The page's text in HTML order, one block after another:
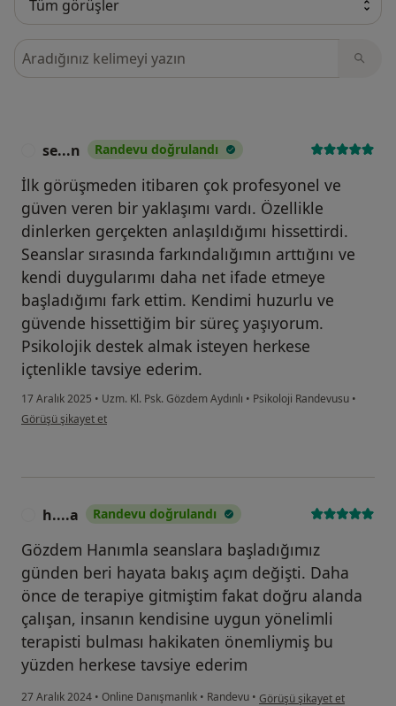
Görüşler içerisinde ara
se...n Randevu doğrulandı
İlk görüşmeden itibaren çok profesyonel ve
güven veren bir yaklaşımı vardı. Özellikle
dinlerken gerçekten anlaşıldığımı hissettirdi.
Seanslar sırasında farkındalığımın arttığını ve
kendi duygularımı daha net ifade etmeye
başladığımı fark ettim. Kendimi huzurlu ve
güvende hissettiğim bir süreç yaşıyorum.
Psikolojik destek almak isteyen herkese
içtenlikle tavsiye ederim.
17 Aralık 2025 • Uzm. Kl. Psk. Gözdem Aydınlı • Psikoloji Randevusu •
kullanıcının görüşüne göre se...n
Görüşü şikayet et
h....a Randevu doğrulandı
Gözdem Hanımla seanslara başladığımız
günden beri hayata bakış açım değişti. Daha
önce de terapiye gitmiştim fakat doğru alanda
çalışan, insanın kendisine uygun yönelimli
terapisti bulması hakikaten önemliymiş bu
yüzden herkese tavsiye ederim
27 Aralık 2024 • Online Danışmanlık • Randevu • kullanıcının görüşüne göre
Görüşü şikayet et